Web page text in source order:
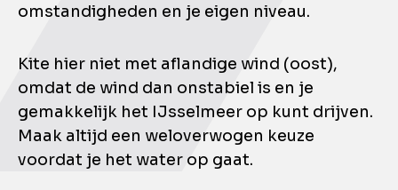
omstandigheden en je eigen niveau.
Kite hier niet met aflandige wind (oost),
omdat de wind dan onstabiel is en je
gemakkelijk het IJsselmeer op kunt drijven.
Maak altijd een weloverwogen keuze
voordat je het water op gaat.